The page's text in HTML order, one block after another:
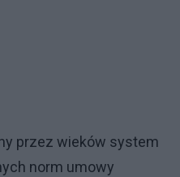
przez wieków system
norm umowy